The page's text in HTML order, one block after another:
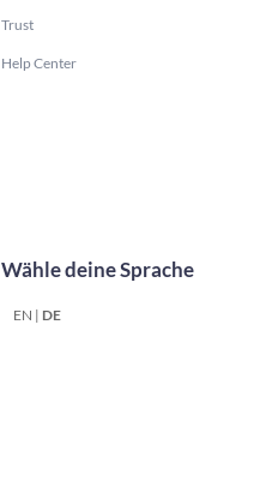
Trust
Help Center
Wähle deine Sprache
EN | DE